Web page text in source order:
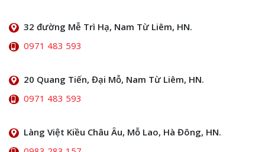
32 đường Mễ Trì Hạ, Nam Từ Liêm, HN.
0971 483 593
20 Quang Tiến, Đại Mỗ, Nam Từ Liêm, HN.
0971 483 593
Làng Việt Kiều Châu Âu, Mỗ Lao, Hà Đông, HN.